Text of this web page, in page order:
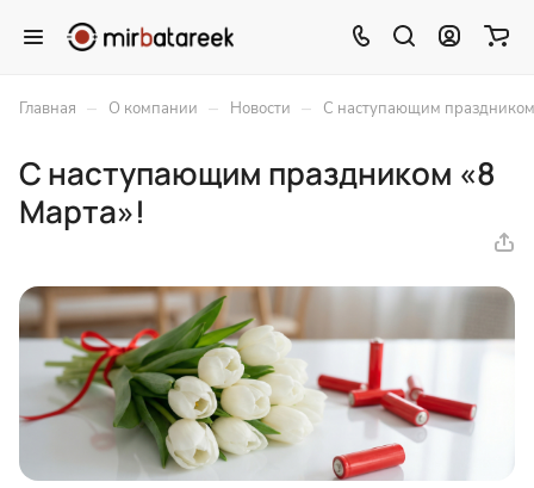
Главная – О компании – Новости – С наступающим
С наступающим праздником «8
Марта»!